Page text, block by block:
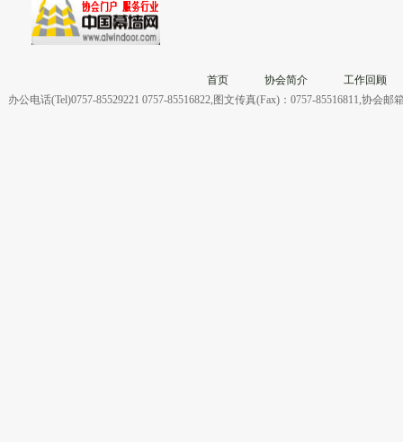
首页 协会简介
工作回顾
办公电话(Tel)0757-85529221 0757-85516822,图文传真(Fax)：0757-85516811,协会